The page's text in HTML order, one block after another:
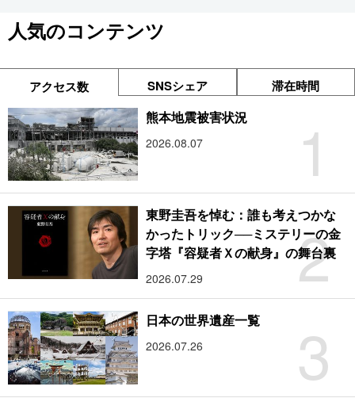
人気のコンテンツ
アクセス数 SNSシェア 滞在時間
1
熊本地震被害状況
2026.08.07
2
東野圭吾を悼む：誰も考えつかな
かったトリック──ミステリーの金
字塔『容疑者Ｘの献身』の舞台裏
2026.07.29
3
日本の世界遺産一覧
2026.07.26